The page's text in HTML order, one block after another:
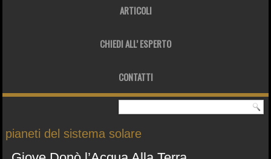
ARTICOLI
CHIEDI ALL’ ESPERTO
CONTATTI
pianeti del sistema solare